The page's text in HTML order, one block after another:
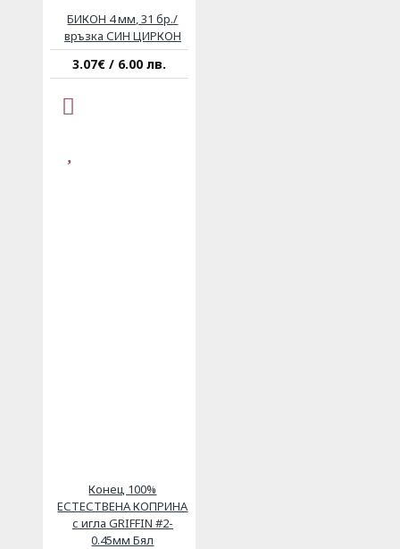
БИКОН 4 мм, 31 бр./
връзка СИН ЦИРКОН
3.07€ / 6.00 лв.
Конец 100%
ЕСТЕСТВЕНА КОПРИНА
с игла GRIFFIN #2-
0.45мм Бял